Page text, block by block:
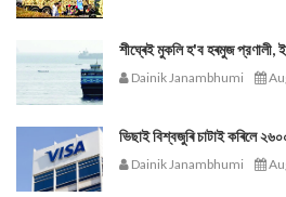
শীঘ্ৰেই মুকলি হ'ব হৰমুজ প্রণালী,
Dainik Janambhumi
ভিছাই বিশ্বজুৰি চাটাই কৰিলে
Dainik Janambhumi